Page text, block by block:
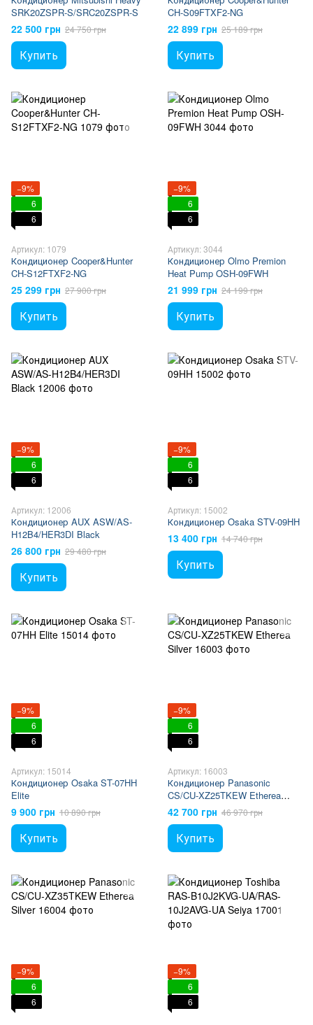
SRK20ZSPR-S/SRC20ZSPR-S
22 500 грн 24 750 грн
Купить
CH-S09FTXF2-NG
22 899 грн 25 189 грн
Купить
−9%
6
6
Артикул: 1079
Кондиционер Cooper&Hunter
CH-S12FTXF2-NG
25 299 грн 27 900 грн
Купить
−9%
6
6
Артикул: 3044
Кондиционер Olmo Premion
Heat Pump OSH-09FWH
21 999 грн 24 199 грн
Купить
−9%
6
6
Артикул: 12006
Кондиционер AUX ASW/AS-
H12B4/HER3DI Black
26 800 грн 29 480 грн
Купить
−9%
6
6
Артикул: 15002
Кондиционер Osaka STV-09HH
13 400 грн 14 740 грн
Купить
−9%
6
6
Артикул: 15014
Кондиционер Osaka ST-07HH
Elite
9 900 грн 10 890 грн
Купить
−9%
6
6
Артикул: 16003
Кондиционер Panasonic
CS/CU-XZ25TKEW Etherea
Silver
42 700 грн 46 970 грн
Купить
−9%
6
6
−9%
6
6